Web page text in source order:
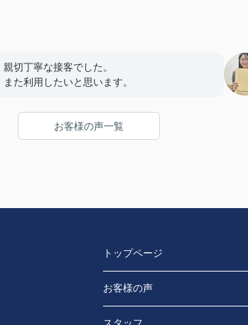
親切丁寧な接客でした。
また利用したいと思います。
お客様の声一覧
トップページ
お客様の声